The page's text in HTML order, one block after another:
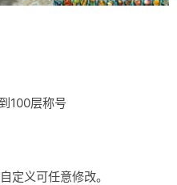
100层称号
定义可任意修改。